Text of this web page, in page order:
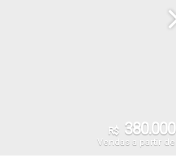
R$ 380.000
Vendas a partir de